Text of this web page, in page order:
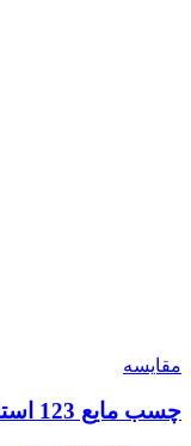
مقایسه
چسب مايع 123 استار باند